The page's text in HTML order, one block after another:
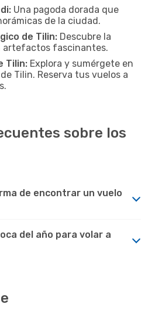
Una pagoda dorada que
de la ciudad.
de Tilin: Descubre la
artefactos fascinantes.
Tilin: Explora y sumérgete en
Tilin. Reserva tus vuelos a
sobre los
de encontrar un vuelo
del año para volar a